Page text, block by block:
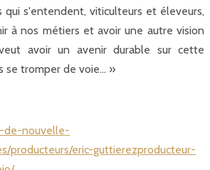
qui s'entendent, viticulteurs et éleveurs,
à nos métiers et avoir une autre vision
avoir un avenir durable sur cette
se tromper de voie… »
de-nouvelle-
producteurs/eric-guttierezproducteur-